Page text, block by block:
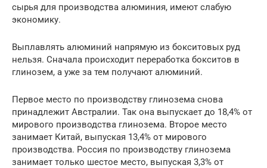
сырья для производства алюминия, имеют слабую
экономику.
Выплавлять алюминий напрямую из бокситовых руд
нельзя. Сначала происходит переработка бокситов в
глинозем, а уже за тем получают алюминий.
Первое место по производству глинозема снова
принадлежит Австралии. Так она выпускает до 18,4% от
мирового производства глинозема. Второе место
занимает Китай, выпуская 13,4% от мирового
производства. Россия по производству глинозема
занимает только шестое место, выпуская 3,3% от